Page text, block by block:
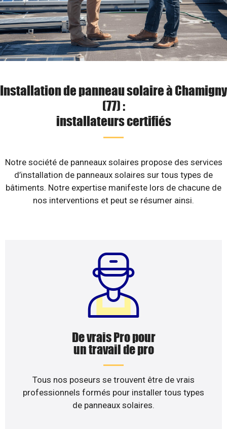
Installation de panneau solaire à Chamigny
(77) :
installateurs certifiés
Notre société de panneaux solaires propose des services
d’installation de panneaux solaires sur tous types de
bâtiments. Notre expertise manifeste lors de chacune de
nos interventions et peut se résumer ainsi.
De vrais Pro pour
un travail de pro
Tous nos poseurs se trouvent être de vrais
professionnels formés pour installer tous types
de panneaux solaires.